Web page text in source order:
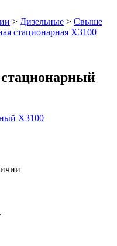
> Дизельные > Свыше
стационарная Х3100